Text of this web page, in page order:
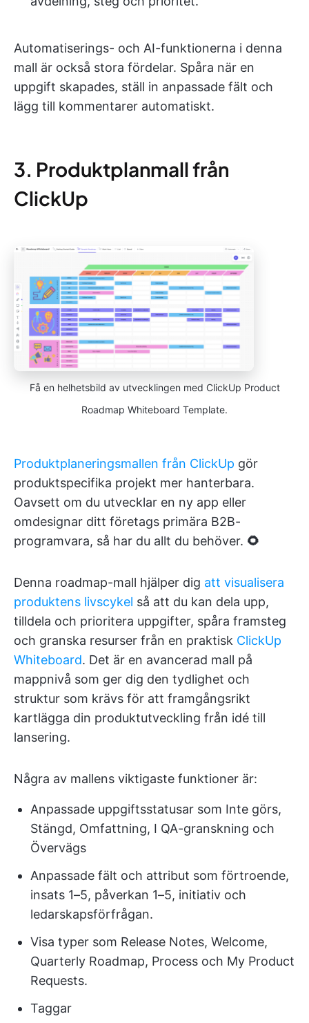
Automatiserings- och AI-funktionerna i denna
mall är också stora fördelar. Spåra när en
uppgift skapades, ställ in anpassade fält och
lägg till kommentarer automatiskt.
3. Produktplanmall från
ClickUp
Få en helhetsbild av utvecklingen med ClickUp Product
Roadmap Whiteboard Template.
Produktplaneringsmallen från ClickUp gör
produktspecifika projekt mer hanterbara.
Oavsett om du utvecklar en ny app eller
omdesignar ditt företags primära B2B-
programvara, så har du allt du behöver. 🌻
Denna roadmap-mall hjälper dig att visualisera
produktens livscykel så att du kan dela upp,
tilldela och prioritera uppgifter, spåra framsteg
och granska resurser från en praktisk ClickUp
Whiteboard. Det är en avancerad mall på
mappnivå som ger dig den tydlighet och
struktur som krävs för att framgångsrikt
kartlägga din produktutveckling från idé till
lansering.
Några av mallens viktigaste funktioner är:
Anpassade uppgiftsstatusar som Inte görs,
Stängd, Omfattning, I QA-granskning och
Övervägs
Anpassade fält och attribut som förtroende,
insats 1–5, påverkan 1–5, initiativ och
ledarskapsförfrågan.
Visa typer som Release Notes, Welcome,
Quarterly Roadmap, Process och My Product
Requests.
Taggar